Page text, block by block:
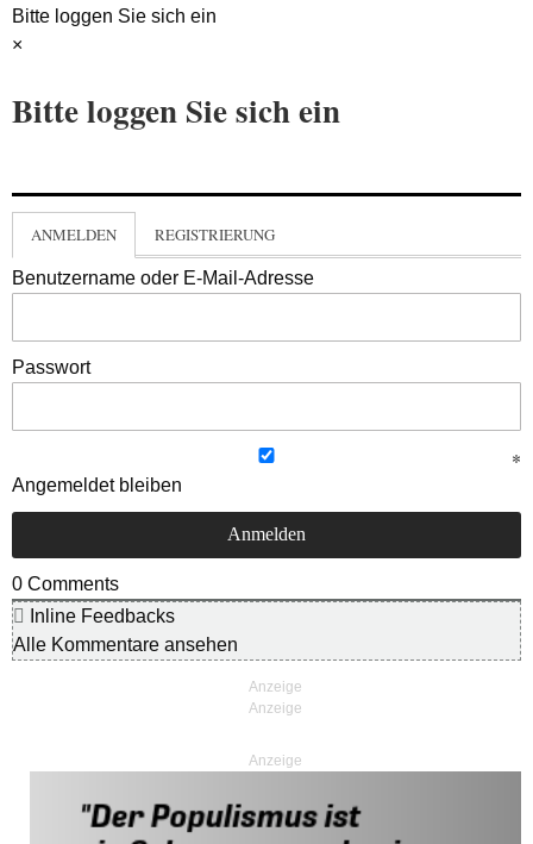
Bitte loggen Sie sich ein
×
Bitte loggen Sie sich ein
ANMELDEN REGISTRIERUNG
Benutzername oder E-Mail-Adresse
Passwort
Angemeldet bleiben
0 Comments
Inline Feedbacks
Alle Kommentare ansehen
Anzeige